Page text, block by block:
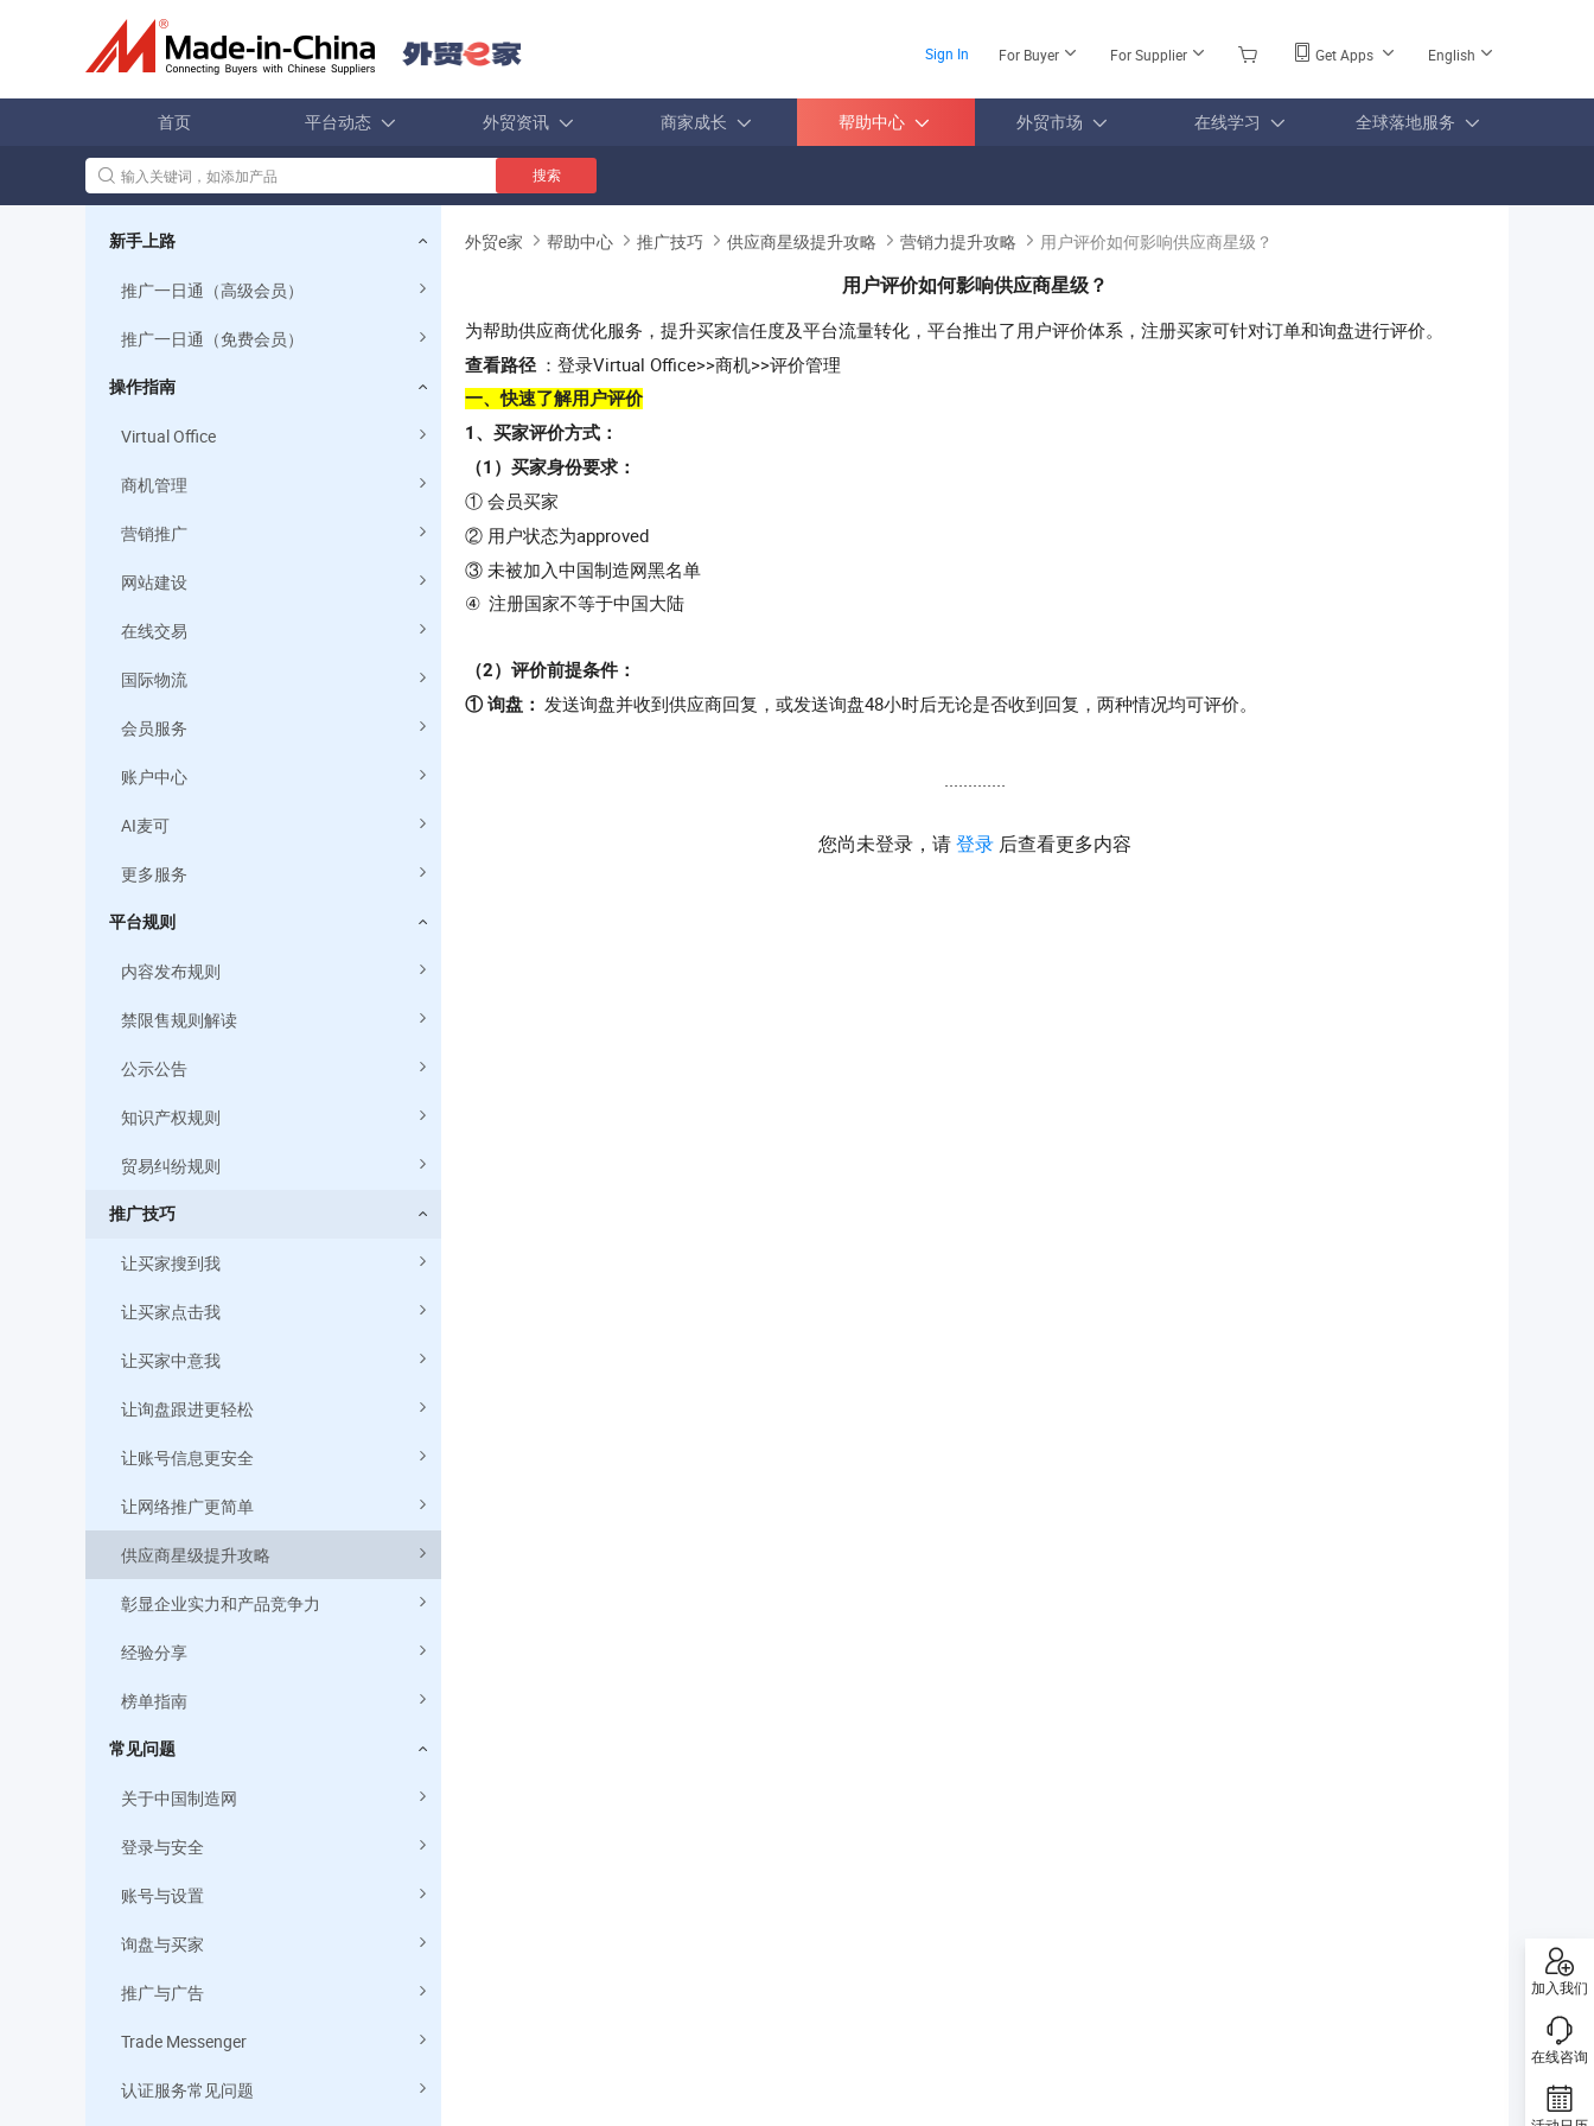
Sign In For Buyer For Supplier Get Apps English
首页 平台动态 外贸资讯 商家成长 帮助中心 外贸市场 在线学习 全球落地服务
搜索
新手上路
推广一日通（高级会员）
推广一日通（免费会员）
操作指南
Virtual Office
商机管理
营销推广
网站建设
在线交易
国际物流
会员服务
账户中心
AI麦可
更多服务
平台规则
内容发布规则
禁限售规则解读
公示公告
知识产权规则
贸易纠纷规则
推广技巧
让买家搜到我
让买家点击我
让买家中意我
让询盘跟进更轻松
让账号信息更安全
让网络推广更简单
供应商星级提升攻略
彰显企业实力和产品竞争力
经验分享
榜单指南
常见问题
关于中国制造网
登录与安全
账号与设置
询盘与买家
推广与广告
Trade Messenger
认证服务常见问题
外贸e家 帮助中心 推广技巧 供应商星级提升攻略 营销力提升攻略
用户评价如何影响供应商星级？
用户评价如何影响供应商星级？
为帮助供应商优化服务，提升买家信任度及平台流量转化，平台推出了用户评价体系，注册买家可针对订单和询盘进行评价。
查看路径 ：登录Virtual Office>>商机>>评价管理
一、快速了解用户评价
1、买家评价方式：
（1）买家身份要求：
① 会员买家
② 用户状态为approved
③ 未被加入中国制造网黑名单
④ 注册国家不等于中国大陆
（2）评价前提条件：
① 询盘： 发送询盘并收到供应商回复，或发送询盘48小时后无论是否收到回复，两种情况均可评价。
① 总入口：首页>>Shortcuts>>Awaiting Review
.............
您尚未登录，请登录 后查看更多内容
加入我们
在线咨询